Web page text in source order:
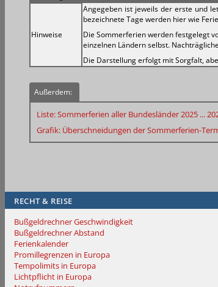
Hinweise
Angegeben ist jeweils der erste und
bezeichnete Tage werden hier wie
Die Sommerferien werden festgelegt
einzelnen Ländern selbst.
Die Darstellung erfolgt mit Sorgfalt,
Außerdem:
Liste: Sommerferien aller Bundesländer 2025 ...
Grafik: Überschneidungen derSommerferien-
RECHT & REISE
Bußgeldrechner Geschwindigkeit
Bußgeldrechner Abstand
Ferienkalender
Promillegrenzen in Europa
Tempolimits in Europa
Lichtpflicht in Europa